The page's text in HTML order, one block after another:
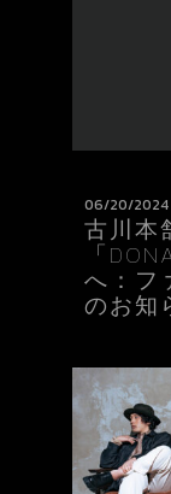
06/20/2024
古川本
「
へ：フ
のお知